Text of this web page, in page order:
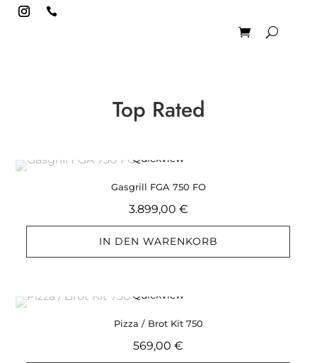

Top Rated
Quickview
Gasgrill FGA 750 FO
3.899,00 €
IN DEN WARENKORB
Quickview
Pizza / Brot Kit 750
569,00€